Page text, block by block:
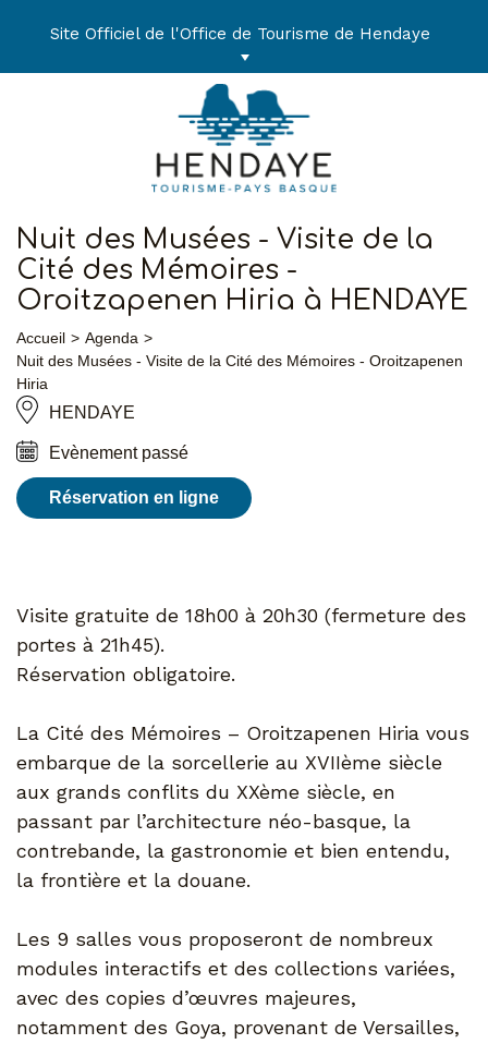
Site Officiel de l'Office de Tourisme de Hendaye
Nuit des Musées - Visite de la
Cité des Mémoires -
Oroitzapenen Hiria à HENDAYE
Accueil
Agenda
Nuit des Musées - Visite de la Cité des Mémoires - Oroitzapenen
Hiria
HENDAYE
Evènement passé
Réservation en ligne
Visite gratuite de 18h00 à 20h30 (fermeture des
portes à 21h45).
Réservation obligatoire.
La Cité des Mémoires – Oroitzapenen Hiria vous
embarque de la sorcellerie au XVIIème siècle
aux grands conflits du XXème siècle, en
passant par l’architecture néo-basque, la
contrebande, la gastronomie et bien entendu,
la frontière et la douane.
Les 9 salles vous proposeront de nombreux
modules interactifs et des collections variées,
avec des copies d’œuvres majeures,
notamment des Goya, provenant de Versailles,